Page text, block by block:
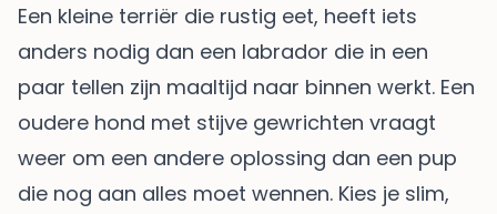
Een kleine terriër die rustig eet, heeft iets
anders nodig dan een labrador die in een
paar tellen zijn maaltijd naar binnen werkt. Een
oudere hond met stijve gewrichten vraagt
weer om een andere oplossing dan een pup
die nog aan alles moet wennen. Kies je slim,